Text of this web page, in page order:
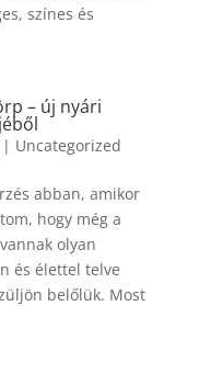
színes és
– új nyári
| Uncategorized
abban, amikor
hogy még a
olyan
és élettel telve
belőlük. Most